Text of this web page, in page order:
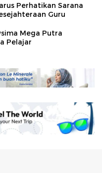
Perhatikan Sarana
Guru
Mega Putra
Pelajar